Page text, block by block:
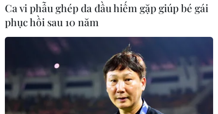
Ca vi phẫu ghép da đầu hiếm gặp giúp bé gái
phục hồi sau 10 năm